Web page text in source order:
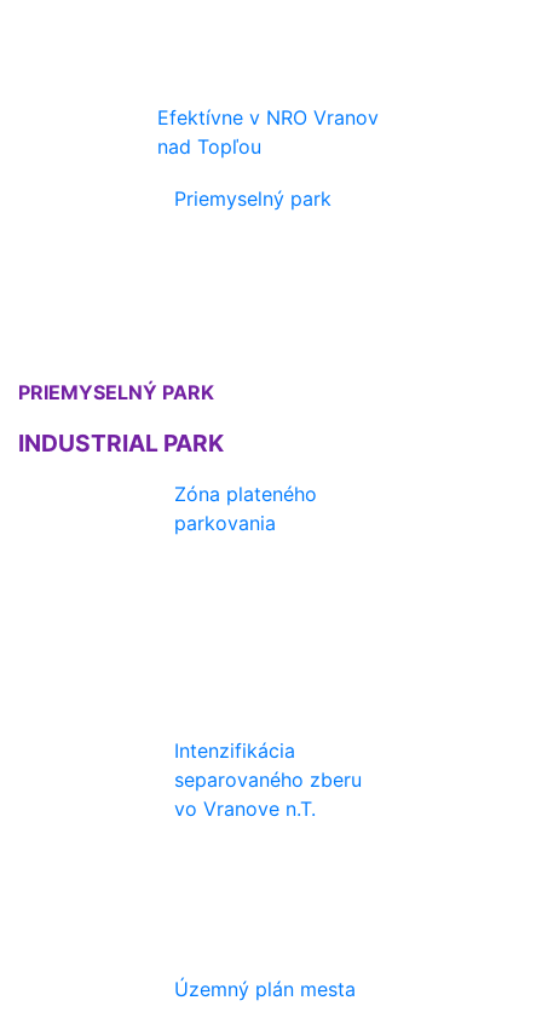
Efektívne v NRO Vranov
nad Topľou
Priemyselný park
PRIEMYSELNÝ PARK
INDUSTRIAL PARK
Zóna plateného
parkovania
Intenzifikácia
separovaného zberu
vo Vranove n.T.
Územný plán mesta